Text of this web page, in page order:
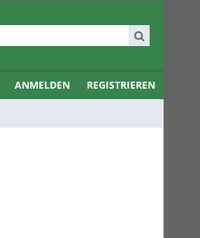
ANMELDEN REGISTRIEREN